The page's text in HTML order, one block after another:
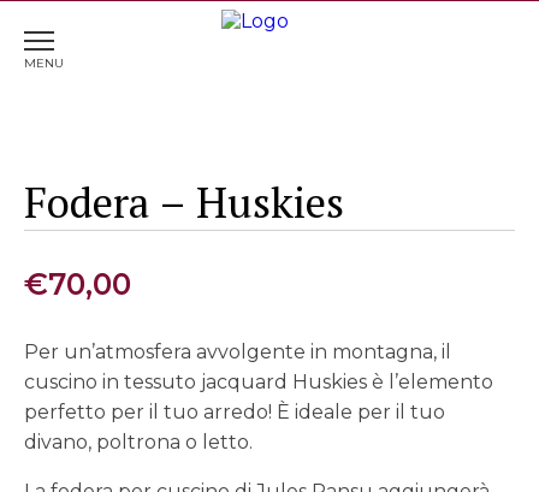
Home > Fodera – Huskies
Fodera – Huskies
€70,00
Per un’atmosfera avvolgente in montagna, il
cuscino in tessuto jacquard Huskies è l’elemento
perfetto per il tuo arredo! È ideale per il tuo
divano, poltrona o letto.